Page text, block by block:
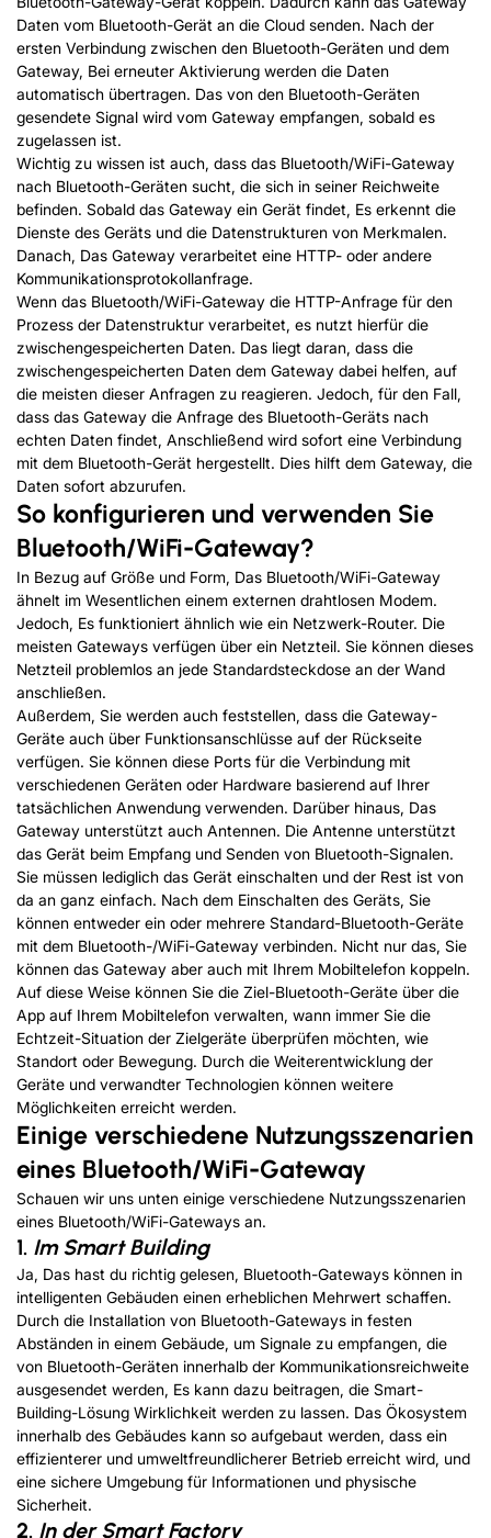
Daten vom Bluetooth-Gerät an die Cloud senden. Nach der
ersten Verbindung zwischen den Bluetooth-Geräten und dem
Gateway, Bei erneuter Aktivierung werden die Daten
automatisch übertragen. Das von den Bluetooth-Geräten
gesendete Signal wird vom Gateway empfangen, sobald es
zugelassen ist.
Wichtig zu wissen ist auch, dass das Bluetooth/WiFi-Gateway
nach Bluetooth-Geräten sucht, die sich in seiner Reichweite
befinden. Sobald das Gateway ein Gerät findet, Es erkennt die
Dienste des Geräts und die Datenstrukturen von Merkmalen.
Danach, Das Gateway verarbeitet eine HTTP- oder andere
Kommunikationsprotokollanfrage.
Wenn das Bluetooth/WiFi-Gateway die HTTP-Anfrage für den
Prozess der Datenstruktur verarbeitet, es nutzt hierfür die
zwischengespeicherten Daten. Das liegt daran, dass die
zwischengespeicherten Daten dem Gateway dabei helfen, auf
die meisten dieser Anfragen zu reagieren. Jedoch, für den Fall,
dass das Gateway die Anfrage des Bluetooth-Geräts nach
echten Daten findet, Anschließend wird sofort eine Verbindung
mit dem Bluetooth-Gerät hergestellt. Dies hilft dem Gateway, die
Daten sofort abzurufen.
So konfigurieren und verwenden Sie
Bluetooth/WiFi-Gateway?
In Bezug auf Größe und Form, Das Bluetooth/WiFi-Gateway
ähnelt im Wesentlichen einem externen drahtlosen Modem.
Jedoch, Es funktioniert ähnlich wie ein Netzwerk-Router. Die
meisten Gateways verfügen über ein Netzteil. Sie können dieses
Netzteil problemlos an jede Standardsteckdose an der Wand
anschließen.
Außerdem, Sie werden auch feststellen, dass die Gateway-
Geräte auch über Funktionsanschlüsse auf der Rückseite
verfügen. Sie können diese Ports für die Verbindung mit
verschiedenen Geräten oder Hardware basierend auf Ihrer
tatsächlichen Anwendung verwenden. Darüber hinaus, Das
Gateway unterstützt auch Antennen. Die Antenne unterstützt
das Gerät beim Empfang und Senden von Bluetooth-Signalen.
Sie müssen lediglich das Gerät einschalten und der Rest ist von
da an ganz einfach. Nach dem Einschalten des Geräts, Sie
können entweder ein oder mehrere Standard-Bluetooth-Geräte
mit dem Bluetooth-/WiFi-Gateway verbinden. Nicht nur das, Sie
können das Gateway aber auch mit Ihrem Mobiltelefon koppeln.
Auf diese Weise können Sie die Ziel-Bluetooth-Geräte über die
App auf Ihrem Mobiltelefon verwalten, wann immer Sie die
Echtzeit-Situation der Zielgeräte überprüfen möchten, wie
Standort oder Bewegung. Durch die Weiterentwicklung der
Geräte und verwandter Technologien können weitere
Möglichkeiten erreicht werden.
Einige verschiedene Nutzungsszenarien
eines Bluetooth/WiFi-Gateway
Schauen wir uns unten einige verschiedene Nutzungsszenarien
eines Bluetooth/WiFi-Gateways an.
1. Im Smart Building
Ja, Das hast du richtig gelesen, Bluetooth-Gateways können in
intelligenten Gebäuden einen erheblichen Mehrwert schaffen.
Durch die Installation von Bluetooth-Gateways in festen
Abständen in einem Gebäude, um Signale zu empfangen, die
von Bluetooth-Geräten innerhalb der Kommunikationsreichweite
ausgesendet werden, Es kann dazu beitragen, die Smart-
Building-Lösung Wirklichkeit werden zu lassen. Das Ökosystem
innerhalb des Gebäudes kann so aufgebaut werden, dass ein
effizienterer und umweltfreundlicherer Betrieb erreicht wird, und
eine sichere Umgebung für Informationen und physische
Sicherheit.
2. In der Smart Factory